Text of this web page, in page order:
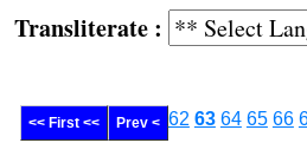
:
<< First << Prev < 62 63 64 65 66